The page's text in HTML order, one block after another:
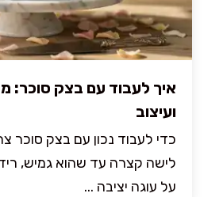
איך לעבוד עם בצק סוכר:
ועיצוב
לישה קצרה עד שהוא גמיש,
על עוגה יציבה ...